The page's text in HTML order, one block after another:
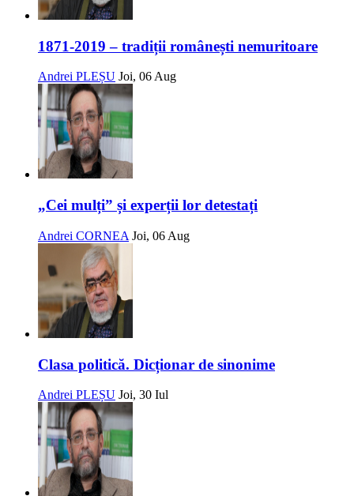
1871-2019 – tradiții românești nemuritoare
Andrei PLEȘU Joi, 06 Aug
„Cei mulți” și experții lor detestați
Andrei CORNEA Joi, 06 Aug
Clasa politică. Dicționar de sinonime
Andrei PLEȘU Joi, 30 Iul